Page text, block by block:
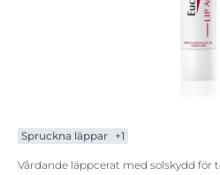
Spruckna läppar +1
Vårdande läppcerat med solskydd för